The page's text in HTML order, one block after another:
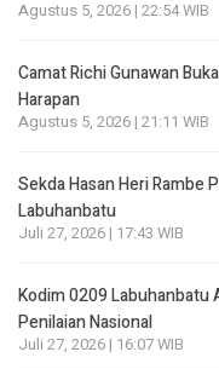
Agustus 5, 2026 | 22:54 WIB
Camat Richi Gunawan
Harapan
Agustus 5, 2026 | 21:11 WIB
Sekda Hasan Heri Rambe
Labuhanbatu
Juli 27, 2026 | 17:43 WIB
Kodim 0209 Labuhanbatu
Penilaian Nasional
Juli 27, 2026 | 16:07 WIB